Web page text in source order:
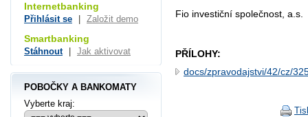
Fio investiční společnost, a.s.
PŘÍLOHY:
docs/zpravodajstvi/42/cz/
Internetbanking
Přihlásit se Založit demo
Smartbanking
Stáhnout Jak aktivovat
POBOČKY A BANKOMATY
Vyberte kraj: